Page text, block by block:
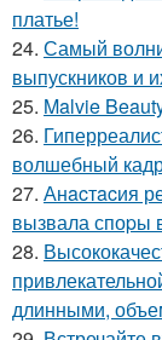
платье!
24. Самый
выпускников и
25. Malvie
26.
волшебный
27. Анacтacия
вызвала споpы
28.
длинными,